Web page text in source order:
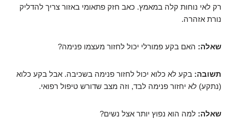
רק לאי נוחות קלה במאמץ. כאב חזק פתאומי באזור צריך להדליק
נורת אזהרה.
שאלה: האם בקע פמורלי יכול לחזור מעצמו פנימה?
תשובה: בקע לא כלוא יכול לחזור פנימה בשכיבה. אבל בקע כלוא
(נתקע) לא יחזור פנימה לבד, וזה מצב שדורש טיפול רפואי.
שאלה: למה הוא נפוץ יותר אצל נשים?